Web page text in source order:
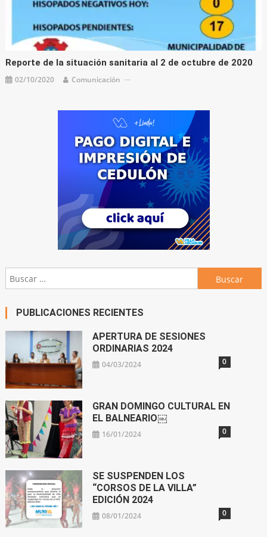
Reporte de la situación sanitaria al 2 de octubre de 2020
02/10/2020 Comunicación
Buscar:
PUBLICACIONES RECIENTES
APERTURA DE SESIONES
ORDINARIAS 2024
04/03/2024 0
GRAN DOMINGO CULTURAL EN
EL BALNEARIO￼
16/01/2024 0
SE SUSPENDEN LOS
“CORSOS DE LA VILLA”
EDICIÓN 2024
08/01/2024 0